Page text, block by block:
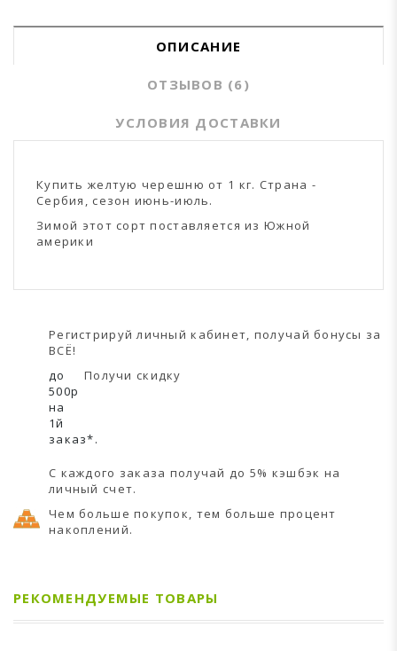
ОПИСАНИЕ
ОТЗЫВОВ (6)
УСЛОВИЯ ДОСТАВКИ
Купить желтую черешню от 1 кг. Страна -
Сербия, сезон июнь-июль.
Зимой этот сорт поставляется из Южной
америки
Регистрируй личный кабинет, получай бонусы за
ВСЁ!
Получи скидку
до
500р
на
1й
заказ*.
С каждого заказа получай до 5% кэшбэк на
личный счет.
Чем больше покупок, тем больше процент
накоплений.
РЕКОМЕНДУЕМЫЕ ТОВАРЫ